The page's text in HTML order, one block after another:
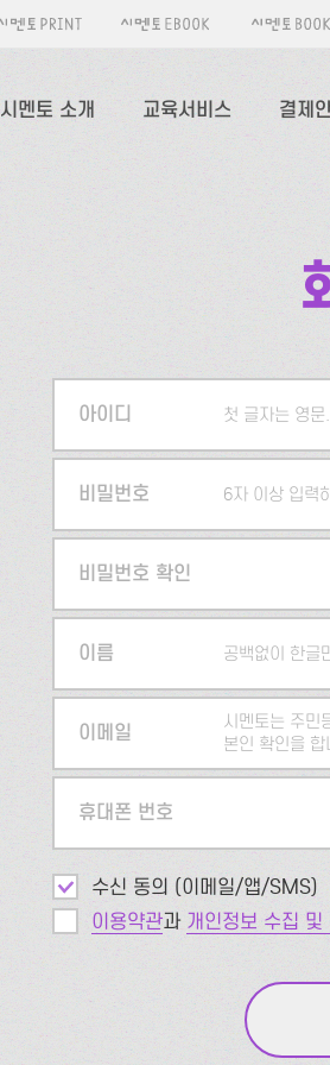
시멘토 소개 교육서비스 결제
아이디 첫 글자는 영
5자 이상 입력
비밀번호 6자 이상 입력
비밀번호 확인
이름 공백없이 한글
이메일
시멘토는 주민
본인 확인을
휴대폰 번호
수신 동의 (이메일/앱/SMS)
이용약관과 개인정보 수집 및